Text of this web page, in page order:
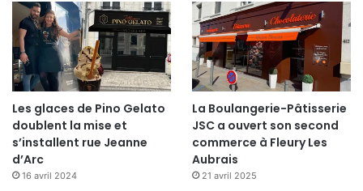
Les glaces de Pino Gelato
doublent la mise et
s’installent rue Jeanne
d’Arc
16 avril 2024
La Boulangerie-Pâtisserie
JSC a ouvert son second
commerce à Fleury Les
Aubrais
21 avril 2025